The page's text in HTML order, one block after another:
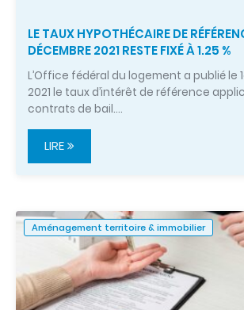
LE TAUX HYPOTHÉCAIRE DE
DÉCEMBRE 2021 RESTE FIXÉ À 1.25 %
L’Office fédéral du logement a publié le
2021 le taux d’intérêt de référence
contrats de bail.…
LIRE
Aménagement territoire & immobilier